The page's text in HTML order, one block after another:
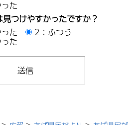
た
つけやすかったですか？
た
2：ふつう
た